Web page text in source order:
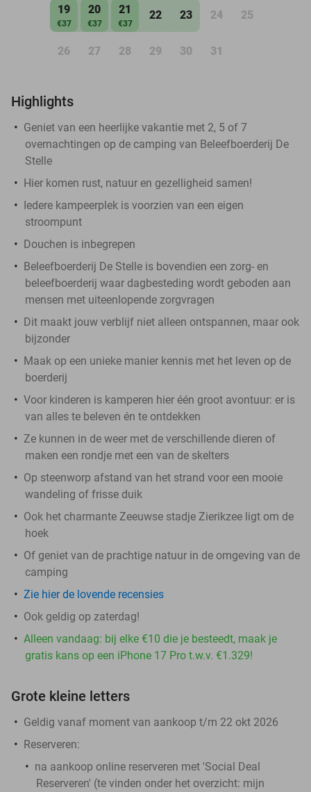
19
€37
20
€37
21
€37
22 23 24 25
26 27 28 29 30 31
Highlights
Geniet van een heerlijke vakantie met 2, 5 of 7
overnachtingen op de camping van Beleefboerderij De
Stelle
Hier komen rust, natuur en gezelligheid samen!
Iedere kampeerplek is voorzien van een eigen
stroompunt
Douchen is inbegrepen
Beleefboerderij De Stelle is bovendien een zorg- en
beleefboerderij waar dagbesteding wordt geboden aan
mensen met uiteenlopende zorgvragen
Dit maakt jouw verblijf niet alleen ontspannen, maar ook
bijzonder
Maak op een unieke manier kennis met het leven op de
boerderij
Voor kinderen is kamperen hier één groot avontuur: er is
van alles te beleven én te ontdekken
Ze kunnen in de weer met de verschillende dieren of
maken een rondje met een van de skelters
Op steenworp afstand van het strand voor een mooie
wandeling of frisse duik
Ook het charmante Zeeuwse stadje Zierikzee ligt om de
hoek
Of geniet van de prachtige natuur in de omgeving van de
camping
Zie hier de lovende recensies
Ook geldig op zaterdag!
Alleen vandaag: bij elke €10 die je besteedt, maak je
gratis kans op een iPhone 17 Pro t.w.v. €1.329!
Grote kleine letters
Geldig vanaf moment van aankoop t/m 22 okt 2026
Reserveren:
na aankoop online reserveren met 'Social Deal
Reserveren' (te vinden onder het overzicht: mijn